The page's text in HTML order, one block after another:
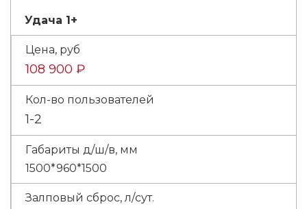
Удача 1+
108 900 ₽
1-2
1500*960*1500